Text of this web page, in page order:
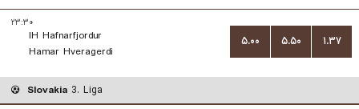
۲۳:۳۰
IH Hafnarfjordur
Hamar Hveragerdi
۵.۰۰ ۵.۵۰ ۱.۳۷
Slovakia 3. Liga